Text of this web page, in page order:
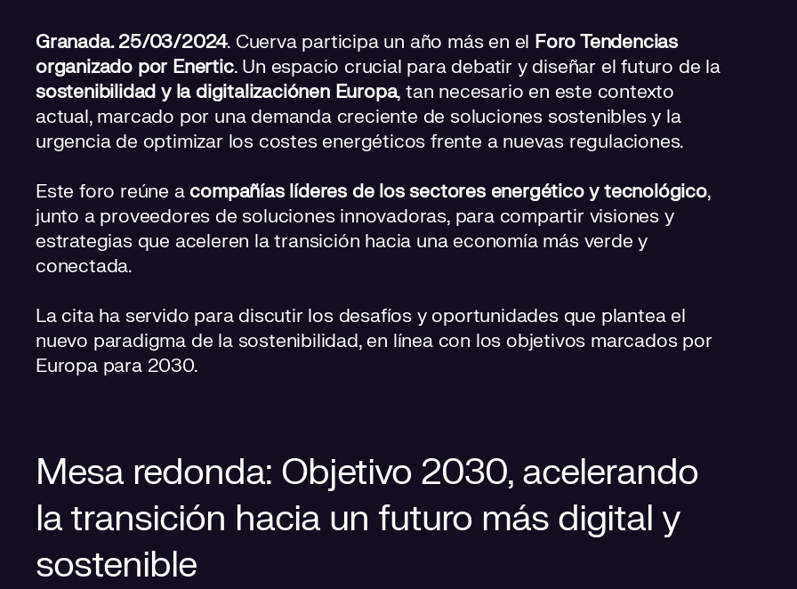
Granada. 25/03/2024. Cuerva participa un año más en el Foro Tendencias
organizado por Enertic. Un espacio crucial para debatir y diseñar el futuro de la
sostenibilidad y la digitalizaciónen Europa, tan necesario en este contexto
actual, marcado por una demanda creciente de soluciones sostenibles y la
urgencia de optimizar los costes energéticos frente a nuevas regulaciones.
Este foro reúne a compañías líderes de los sectores energético y tecnológico,
junto a proveedores de soluciones innovadoras, para compartir visiones y
estrategias que aceleren la transición hacia una economía más verde y
conectada.
La cita ha servido para discutir los desafíos y oportunidades que plantea el
nuevo paradigma de la sostenibilidad, en línea con los objetivos marcados por
Europa para 2030.
Mesa redonda: Objetivo 2030, acelerando
la transición hacia un futuro más digital y
sostenible